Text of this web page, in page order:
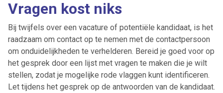
Vragen kost niks
Bij twijfels over een vacature of potentiële kandidaat, is het
raadzaam om contact op te nemen met de contactpersoon
om onduidelijkheden te verhelderen. Bereid je goed voor op
het gesprek door een lijst met vragen te maken die je wilt
stellen, zodat je mogelijke rode vlaggen kunt identificeren.
Let tijdens het gesprek op de antwoorden van de kandidaat.